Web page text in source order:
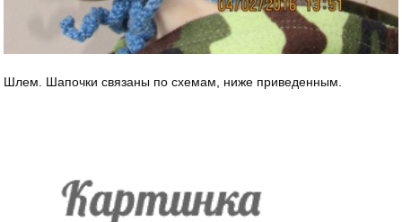
Шлем. Шапочки связаны по схемам, ниже приведенным.